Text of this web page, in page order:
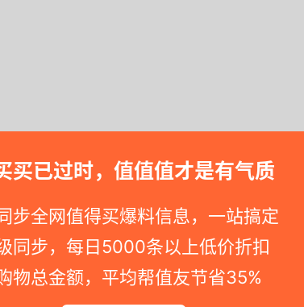
买已过时，值值值才是有气质
步全网值得买爆料信息，一站搞定
同步，每日5000条以上低价折扣
物总金额，平均帮值友节省35%
问京东自营商品网址显示价格已恢复，可能就是促
约衬衫，优雅得体。穿上它，从容迎接每一